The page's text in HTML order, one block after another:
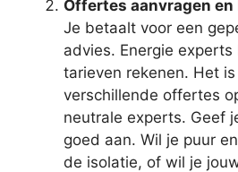
Offertes aanvragen en
Je betaalt voor een
advies. Energie
tarieven rekenen. Het
verschillende offertes
neutrale experts. Geef
goed aan. Wil je puur
de isolatie, of wil je